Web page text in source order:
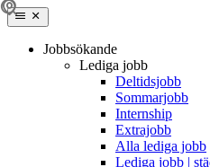
Jobbsökande
Lediga jobb
Deltidsjobb
Sommarjobb
Internship
Extrajobb
Alla lediga jobb
Lediga jobb |